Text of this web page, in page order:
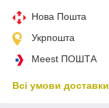
Нова Пошта
Укрпошта
Meest ПОШТА
Всі умови доставки